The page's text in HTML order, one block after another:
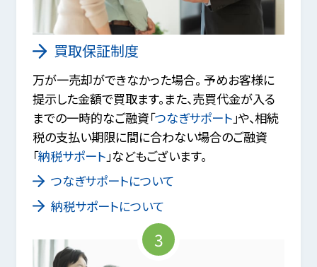
買取保証制度
万が一売却ができなかった場合。 予めお客様に
提示した金額で買取ます。また、売買代金が入る
までの一時的なご融資「つなぎサポート 」や、相続
税の支払い期限に間に合わない場合のご融資
「納税サポート 」などもございます。
つなぎサポートについて
納税サポートについて
3